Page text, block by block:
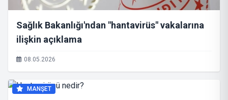
Sağlık Bakanlığı'ndan "hantavirüs" vakalarına
ilişkin açıklama
08.05.2026
MANŞET